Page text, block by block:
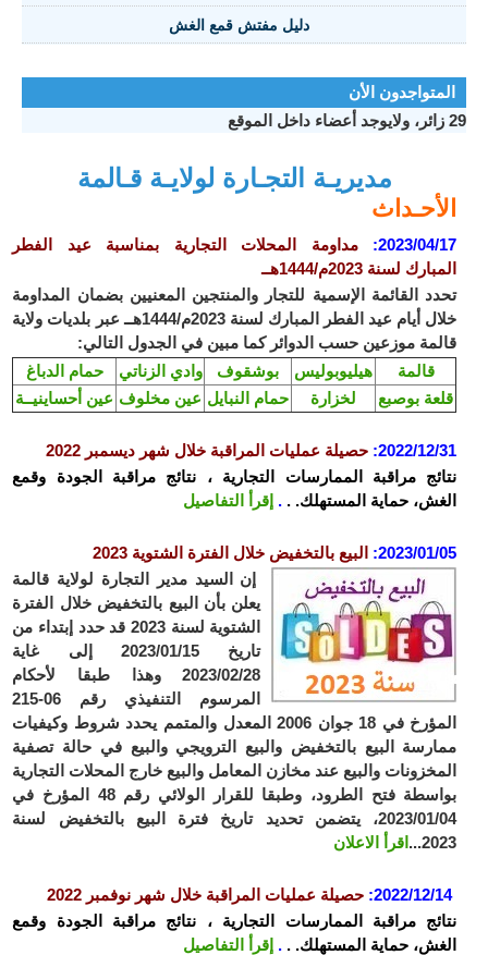
دليل مفتش قمع الغش
المتواجدون الأن
29 زائر، ولايوجد أعضاء داخل الموقع
مديريـة التجـارة لولايـة قـالمة
الأحـداث
2023/04/17
:
مداومة المحلات التجارية بمناسبة عيد الفطر
المبارك لسنة 2023م/1444هــ
تحدد القائمة الإسمية للتجار والمنتجين المعنيين بضمان المداومة
خلال أيام عيد الفطر المبارك لسنة 2023م/1444هــ عبر بلديات ولاية
قالمة موزعين حسب الدوائر كما مبين في الجدول التالي:
حمام الدباغ
وادي الزناتي بوشقوف هيليوبوليس
قالمة
عين أحساينيــة عين مخلوف حمام النبايل لخزارة قلعة بوصبع
2022/12/31
: حصيلة عمليات المراقبة خلال شهر ديسمبر 2022
نتائج مراقبة الممارسات التجارية ، نتائج مراقبة الجودة وقمع
الغش، حماية المستهلك. . . إقرأ التفاصيل
2023/01/05
: البيع بالتخفيض خلال الفترة الشتوية 2023
إن السيد مدير التجارة لولاية قالمة
يعلن بأن البيع بالتخفيض خلال الفترة
الشتوية لسنة 2023 قد حدد إبتداء من
تاريخ 2023/01/15 إلى غاية
2023/02/28 وهذا طبقا لأحكام
المرسوم التنفيذي رقم 06-215
المؤرخ في 18 جوان 2006 المعدل والمتمم يحدد شروط وكيفيات
ممارسة البيع بالتخفيض والبيع الترويجي والبيع في حالة تصفية
المخزونات والبيع عند مخازن المعامل والبيع خارج المحلات التجارية
بواسطة فتح الطرود، وطبقا للقرار الولائي رقم 48 المؤرخ في
2023/01/04، يتضمن تحديد تاريخ فترة البيع بالتخفيض لسنة
2023...
اقرأ الاعلان
2022/12/14
: حصيلة عمليات المراقبة خلال شهر نوفمبر 2022
نتائج مراقبة الممارسات التجارية ، نتائج مراقبة الجودة وقمع
الغش، حماية المستهلك. . . إقرأ التفاصيل